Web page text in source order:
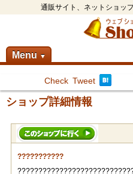
通販サイト、ネットショッ
Menu ▼
Check Tweet
ショップ詳細情報
???????????